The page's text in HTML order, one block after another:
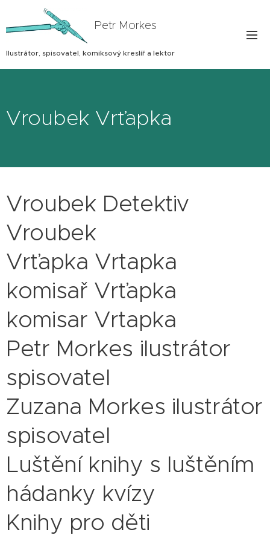
Petr Morkes
Ilustrátor, spisovatel, komiksový kreslíř a lektor
Vroubek Vrťapka
Vroubek Detektiv
Vroubek
Vrťapka Vrtapka
komisař Vrťapka
komisar Vrtapka
Petr Morkes ilustrátor
spisovatel
Zuzana Morkes ilustrátor
spisovatel
Luštění knihy s luštěním
hádanky kvízy
Knihy pro děti